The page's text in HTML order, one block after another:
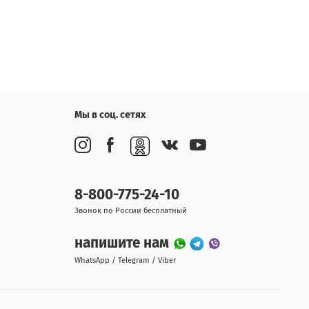
Мы в соц. сетях
8-800-775-24-10
Звонок по России бесплатный
напишите нам
WhatsApp / Telegram / Viber